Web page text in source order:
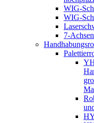
WIG-
WIG-
7-